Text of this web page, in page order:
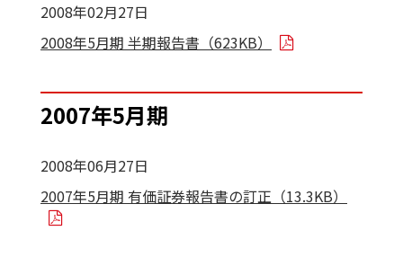
2008年02月27日
2008年5月期 半期報告書（623KB）
2007年5月期
2008年06月27日
2007年5月期 有価証券報告書の訂正（13.3KB）